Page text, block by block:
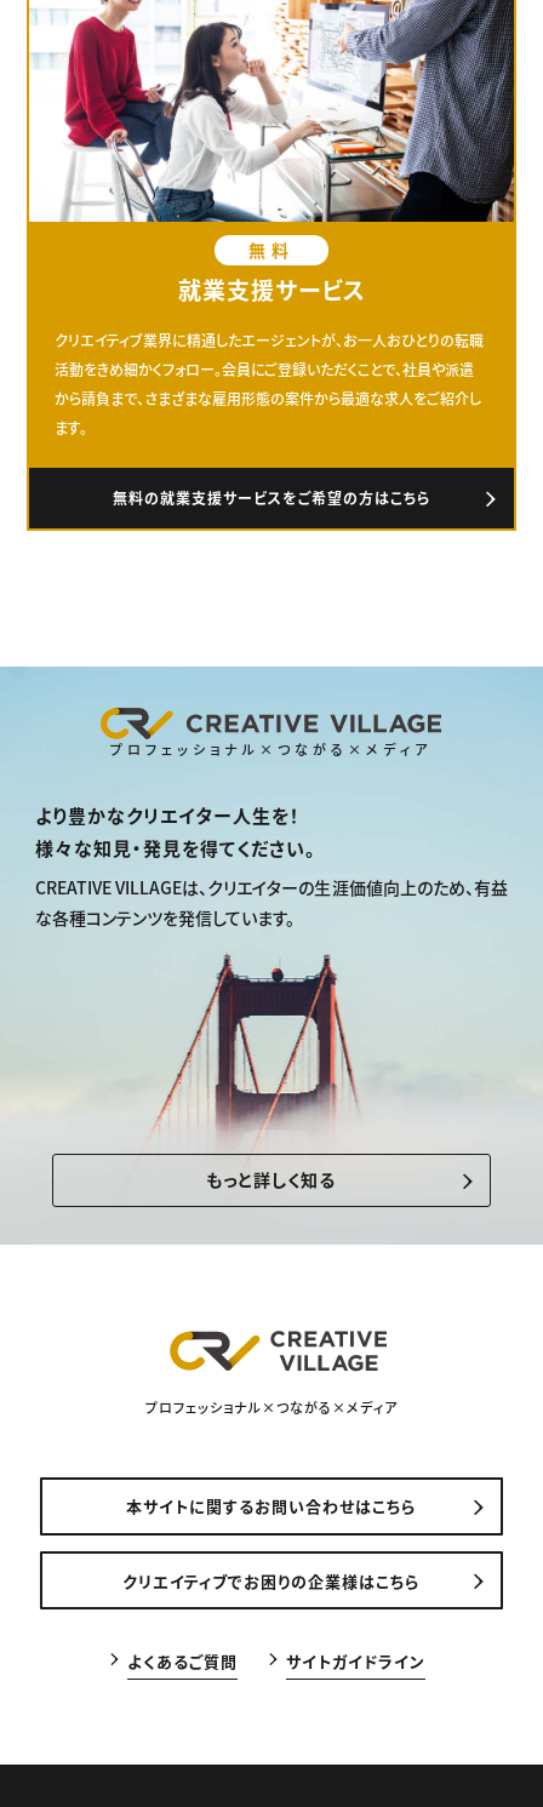
無料
就業支援サービス
クリエイティブ業界に精通したエージェントが、お一人おひとりの転職
活動をきめ細かくフォロー。会員にご登録いただくことで、社員や派遣
から請負まで、さまざまな雇用形態の案件から最適な求人をご紹介し
ます。
無料の就業支援サービスをご希望の方はこちら
プロフェッショナル×つながる×メディア
より豊かなクリエイター人生を！
様々な知見・発見を得てください。
CREATIVE VILLAGEは、クリエイターの生涯価値向上のため、有益
な各種コンテンツを発信しています。
もっと詳しく知る
プロフェッショナル×つながる×メディア
本サイトに関するお問い合わせはこちら
クリエイティブでお困りの企業様はこちら
よくあるご質問 サイトガイドライン